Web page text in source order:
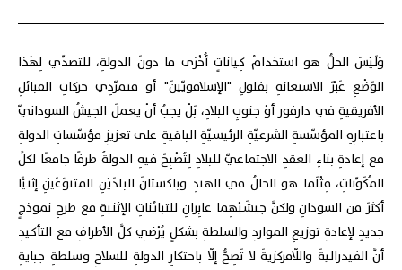
وَلَيْسَ الحلُّ هو استخدامُ كِياناتٍ أُخْرَى ما دونَ الدولةِ، للتصدِّي لِهَذا
الوَضْعِ عَبْرَ الاستعانةِ بفلولِ "الإسلامويّينَ" أو متمرّدِي حركاتِ القبائلِ
الأفريقيةِ في دارفور أوْ جنوبِ البلادِ، بَلْ يجبُ أنْ يعملَ الجيشُ السودانيّ
باعتبارِهِ المؤسّسةِ الشرعيّةِ الرئيسيّةِ الباقيةِ على تعزيزِ مؤسّساتِ الدولةِ
مع إعادةِ بناءِ العقدِ الاجتماعيّ للبلادِ لِتُصْبِحَ فيهِ الدولةُ طرفًا جامعًا لكلِّ
المُكَوِّناتِ، مِثْلَما هو الحالُ في الهندِ وباكستانَ البلدَيْنِ المتنوّعَيْنِ إثنيًّا
أكثرَ من السودانِ ولكنَّ جيشَيْهِما عابِرانِ للتبايُناتِ الإثنيةِ مع طرحِ نموذجٍ
جديدٍ لإعادةِ توزيعِ المواردِ والسلطةِ بشكلٍ يُرْضِي كلَّ الأطرافِ مع التأكيدِ
أنَّ الفيدراليةَ واللّامركزيةَ لا تَصِحُّ إلّا باحتكارِ الدولةِ للسلاحِ وسلطةِ جبايةِ